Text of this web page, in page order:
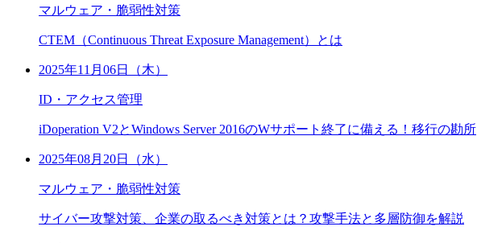
マルウェア・脆弱性対策
CTEM（Continuous Threat Exposure Management）とは
2025年11月06日（木）
ID・アクセス管理
iDoperation V2とWindows Server 2016のWサポート終了に備える！移行の勘所
2025年08月20日（水）
マルウェア・脆弱性対策
サイバー攻撃対策、企業の取るべき対策とは？攻撃手法と多層防御を解説